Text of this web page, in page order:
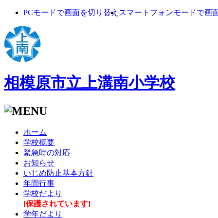
PCモードで画面を切り替え スマートフォンモードで画
相模原市立上溝南小学校
ホーム
学校概要
緊急時の対応
お知らせ
いじめ防止基本方針
年間行事
学校だより
[保護されています]
学年だより